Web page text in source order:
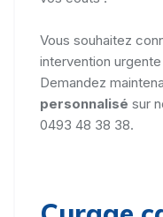
Vous souhaitez
intervention
Demandez
personnalisé sur
0493 48 38 38.